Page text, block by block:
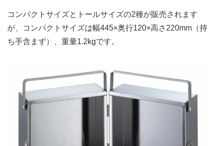
コンパクトサイズとトールサイズの2種が販売されます
が、コンパクトサイズは幅445×奥行120×高さ220mm（持
ち手含まず）、重量1.2kgです。